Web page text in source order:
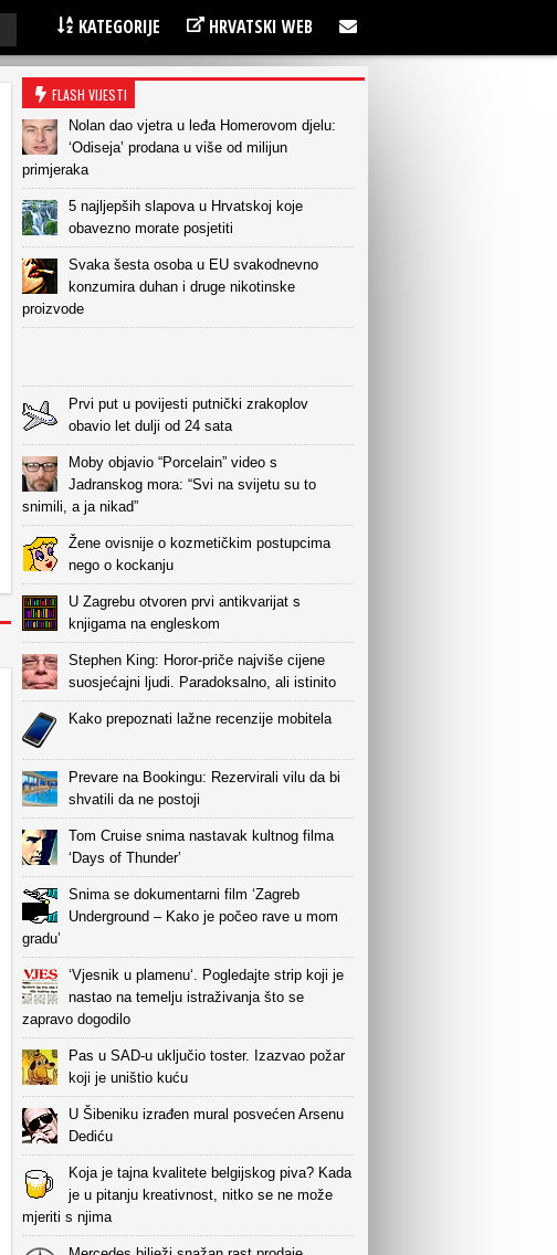
KATEGORIJE HRVATSKI WEB
FLASH VIJESTI
Nolan dao vjetra u leđa Homerovom djelu:
‘Odiseja’ prodana u više od milijun
primjeraka
5 najljepših slapova u Hrvatskoj koje
obavezno morate posjetiti
Svaka šesta osoba u EU svakodnevno
konzumira duhan i druge nikotinske
proizvode
Prvi put u povijesti putnički zrakoplov
obavio let dulji od 24 sata
Moby objavio “Porcelain” video s
Jadranskog mora: “Svi na svijetu su to
snimili, a ja nikad”
Žene ovisnije o kozmetičkim postupcima
nego o kockanju
U Zagrebu otvoren prvi antikvarijat s
knjigama na engleskom
Stephen King: Horor-priče najviše cijene
suosjećajni ljudi. Paradoksalno, ali istinito
Kako prepoznati lažne recenzije mobitela
Prevare na Bookingu: Rezervirali vilu da bi
shvatili da ne postoji
Tom Cruise snima nastavak kultnog filma
‘Days of Thunder’
Snima se dokumentarni film ‘Zagreb
Underground – Kako je počeo rave u mom
gradu’
‘Vjesnik u plamenu‘. Pogledajte strip koji je
nastao na temelju istraživanja što se
zapravo dogodilo
Pas u SAD-u uključio toster. Izazvao požar
koji je uništio kuću
U Šibeniku izrađen mural posvećen Arsenu
Dediću
Koja je tajna kvalitete belgijskog piva? Kada
je u pitanju kreativnost, nitko se ne može
mjeriti s njima